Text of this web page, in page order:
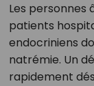
Les personnes
patients
endocriniens
natrémie. Un
rapidement